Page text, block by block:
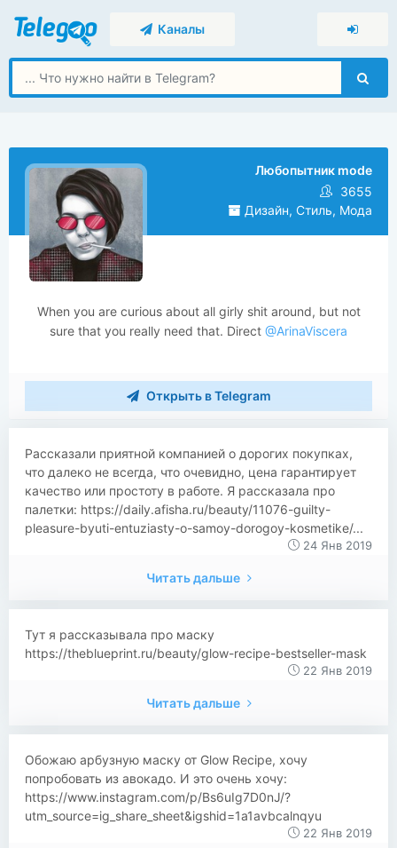
Каналы
Любопытник mode
3655
Дизайн, Стиль, Мода
When you are curious about all girly shit around, but not
sure that you really need that. Direct @ArinaViscera
Открыть в Telegram
Рассказали приятной компанией о дорогих покупках,
что далеко не всегда, что очевидно, цена гарантирует
качество или простоту в работе. Я рассказала про
палетки: https://daily.afisha.ru/beauty/11076-guilty-
pleasure-byuti-entuziasty-o-samoy-dorogoy-kosmetike/...
24 Янв 2019
Читать дальше
Тут я рассказывала про маску
https://theblueprint.ru/beauty/glow-recipe-bestseller-mask
22 Янв 2019
Читать дальше
Обожаю арбузную маску от Glow Recipe, хочу
попробовать из авокадо. И это очень хочу:
https://www.instagram.com/p/Bs6uIg7D0nJ/?
utm_source=ig_share_sheet&igshid=1a1avbcalnqyu
22 Янв 2019